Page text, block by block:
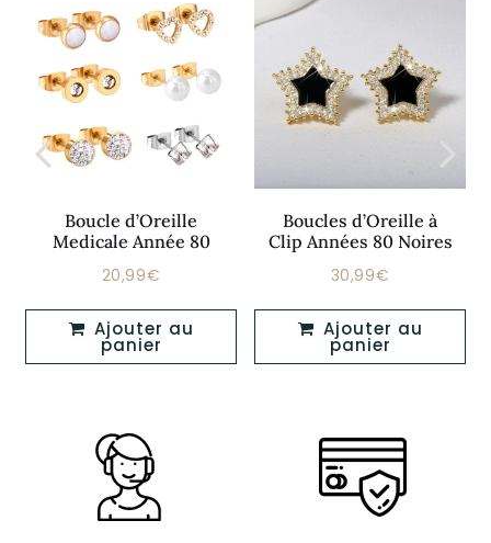
Boucle d’Oreille
Medicale Année 80
Prix
20,99€
panier
Boucles d’Oreille à
Clip Années 80 Noires
Prix
30,99€
panier